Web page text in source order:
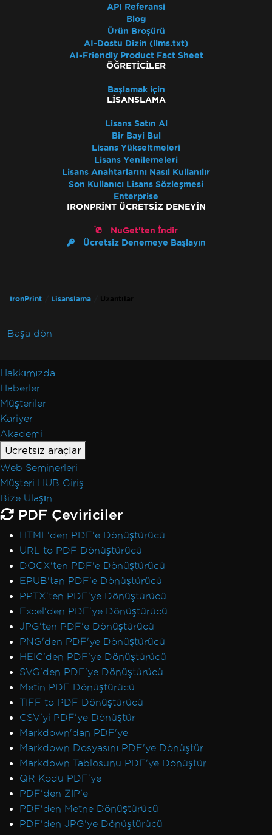
API Referansi
Blog
Ürün Broşürü
AI-Dostu Dizin (llms.txt)
AI-Friendly Product Fact Sheet
ÖĞRETICILER
Başlamak için
LISANSLAMA
Lisans Satın Al
Bir Bayi Bul
Lisans Yükseltmeleri
Lisans Yenilemeleri
Lisans Anahtarlarını Nasıl Kullanılır
Son Kullanıcı Lisans Sözleşmesi
Enterprise
IRONPRINT ÜCRETSIZ DENEYIN
NuGet'ten İndir
Ücretsiz Denemeye Başlayın
IronPrint Lisanslama Uzantılar
Başa dön
Hakkımızda
Haberler
Müşteriler
Kariyer
Akademi
Ücretsiz araçlar
Web Seminerleri
Müşteri HUB Giriş
Bize Ulaşın
PDF Çeviriciler
HTML'den PDF'e Dönüştürücü
URL to PDF Dönüştürücü
DOCX'ten PDF'e Dönüştürücü
EPUB'tan PDF'e Dönüştürücü
PPTX'ten PDF'ye Dönüştürücü
Excel'den PDF'ye Dönüştürücü
JPG'ten PDF'e Dönüştürücü
PNG'den PDF'ye Dönüştürücü
HEIC'den PDF'ye Dönüştürücü
SVG'den PDF'ye Dönüştürücü
Metin PDF Dönüştürücü
TIFF to PDF Dönüştürücü
CSV'yi PDF'ye Dönüştür
Markdown'dan PDF'ye
Markdown Dosyasını PDF'ye Dönüştür
Markdown Tablosunu PDF'ye Dönüştür
QR Kodu PDF'ye
PDF'den ZIP'e
PDF'den Metne Dönüştürücü
PDF'den JPG'ye Dönüştürücü